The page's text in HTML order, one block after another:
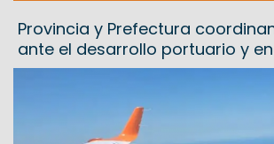
Provincia y Prefectura
ante el desarrollo portuario y